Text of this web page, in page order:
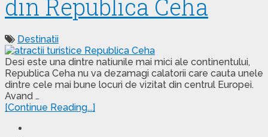
din Republica Ceha
Destinatii
Desi este una dintre natiunile mai mici ale continentului,
Republica Ceha nu va dezamagi calatorii care cauta unele
dintre cele mai bune locuri de vizitat din centrul Europei.
Avand …
[Continue Reading...]